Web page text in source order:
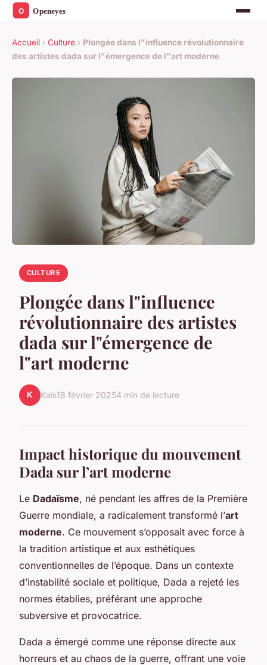
Accueil › Culture › Plongée dans l"influence révolutionnaire
des artistes dada sur l"émergence de l"art moderne
CULTURE
Plongée dans l"influence
révolutionnaire des artistes
dada sur l"émergence de
l"art moderne
K Kaïs18 février 20254 min de lecture
Impact historique du mouvement
Dada sur l’art moderne
Le Dadaïsme, né pendant les affres de la Première
Guerre mondiale, a radicalement transformé l’art
moderne. Ce mouvement s’opposait avec force à
la tradition artistique et aux esthétiques
conventionnelles de l’époque. Dans un contexte
d’instabilité sociale et politique, Dada a rejeté les
normes établies, préférant une approche
subversive et provocatrice.
Dada a émergé comme une réponse directe aux
horreurs et au chaos de la guerre, offrant une voie